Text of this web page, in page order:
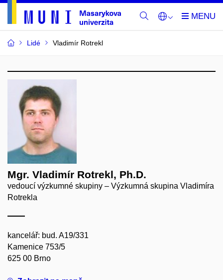
Lidé Vladimír Rotrekl
Mgr. Vladimír Rotrekl, Ph.D.
vedoucí výzkumné skupiny – Výzkumná skupina Vladimíra
Rotrekla
kancelář: bud. A19/331
Kamenice 753/5
625 00 Brno